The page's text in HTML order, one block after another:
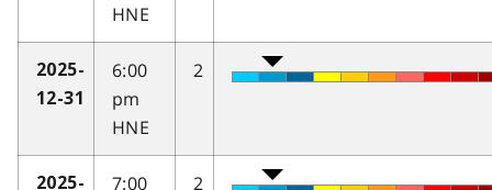
HNE
2025-
12-31
6:00
pm
HNE
2
2025-
7:00
2